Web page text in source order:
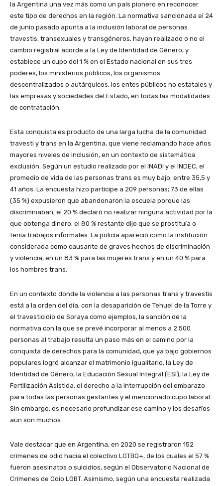
la Argentina una vez más como un país pionero en reconocer
este tipo de derechos en la región. La normativa sancionada el 24
de junio pasado apunta a la inclusión laboral de personas
travestis, transexuales y transgéneros, hayan realizado o no el
cambio registral acorde a la Ley de Identidad de Género, y
establece un cupo del 1 % en el Estado nacional en sus tres
poderes, los ministerios públicos, los organismos
descentralizados o autárquicos, los entes públicos no estatales y
las empresas y sociedades del Estado, en todas las modalidades
de contratación.
Esta conquista es producto de una larga lucha de la comunidad
travesti y trans en la Argentina, que viene reclamando hace años
mayores niveles de inclusión, en un contexto de sistemática
exclusión. Según un estudio realizado por el INADI y el INDEC, el
promedio de vida de las personas trans es muy bajo: entre 35,5 y
41 años. La encuesta hizo partícipe a 209 personas; 73 de ellas
(35 %) expusieron que abandonaron la escuela porque las
discriminaban; el 20 % declaró no realizar ninguna actividad por la
que obtenga dinero; el 80 % restante dijo que se prostituía o
tenía trabajos informales. La policía apareció como la institución
considerada como causante de graves hechos de discriminación
y violencia, en un 83 % para las mujeres trans y en un 40 % para
los hombres trans.
En un contexto donde la violencia a las personas trans y travestis
está a la orden del día, con la desaparición de Tehuel de la Torre y
el travesticidio de Soraya como ejemplos, la sanción de la
normativa con la que se prevé incorporar al menos a 2.500
personas al trabajo resulta un paso más en el camino por la
conquista de derechos para la comunidad, que ya bajo gobiernos
populares logró alcanzar el matrimonio igualitario, la Ley de
Identidad de Género, la Educación Sexual Integral (ESI), la Ley de
Fertilización Asistida, el derecho a la interrupción del embarazo
para todas las personas gestantes y el mencionado cupo laboral.
Sin embargo, es necesario profundizar ese camino y los desafíos
aún son muchos.
Vale destacar que en Argentina, en 2020 se registraron 152
crímenes de odio hacia el colectivo LGTBQ+, de los cuales el 57 %
fueron asesinatos o suicidios, según el Observatorio Nacional de
Crímenes de Odio LGBT. Asimismo, según una encuesta realizada